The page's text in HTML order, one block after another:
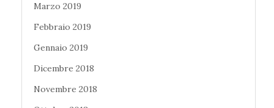
Marzo 2019
Febbraio 2019
Gennaio 2019
Dicembre 2018
Novembre 2018